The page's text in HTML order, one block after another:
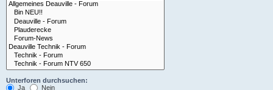
Unterforen durchsuchen:
Ja
Nein